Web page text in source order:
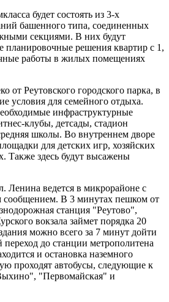
будет состоять из 3-х
башенного типа, соединенных
секциями. В них будут
планировочные решения квартир с 1,
работы в жилых помещениях
от Реутовского городского парка, в
условия для семейного отдыха.
инфраструктурные
клубы, детсады, стадион
школы. Во внутреннем дворе
для детских игр, хозяйских
Также здесь будут высажены
Ленина ведется в микрорайоне с
В 3 минутах пешком от
станция "Реутово",
вокзала займет порядка 20
можно всего за 7 минут дойти
до станции метрополитена
и остановка наземного
проходят автобусы, следующие к
"Первомайская" и